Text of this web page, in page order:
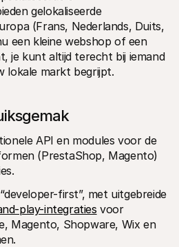
gelokaliseerde
(Frans, Nederlands, Duits,
een kleine webshop of een
je kunt altijd terecht bij iemand
lokale markt begrijpt.
API en modules voor de
(PrestaShop, Magento)
first”, met uitgebreide
play-integraties voor
Magento, Shopware, Wix en